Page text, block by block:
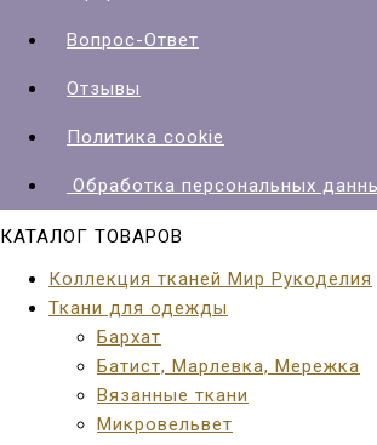
Вопрос-Ответ
Отзывы
Политика cookie
Обработка персональных
КАТАЛОГ ТОВАРОВ
Коллекция тканей Мир Рукоделия
Ткани для одежды
Бархат
Батист, Марлевка, Мережка
Вязанные ткани
Микровельвет